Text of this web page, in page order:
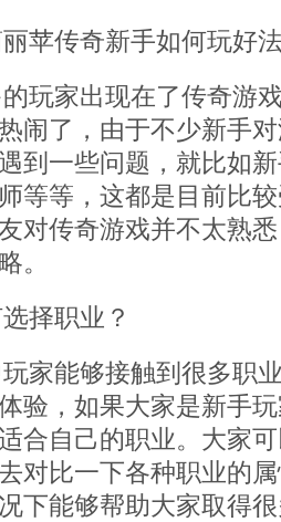
苹传奇新手如何玩好
玩家出现在了传奇游
闹了，由于不少新手
到一些问题，就比如
等等，这都是目前比
对传奇游戏并不太熟
。
择职业？
家能够接触到很多职
验，如果大家是新手
合自己的职业。大家
对比一下各种职业的
下能够帮助大家取得